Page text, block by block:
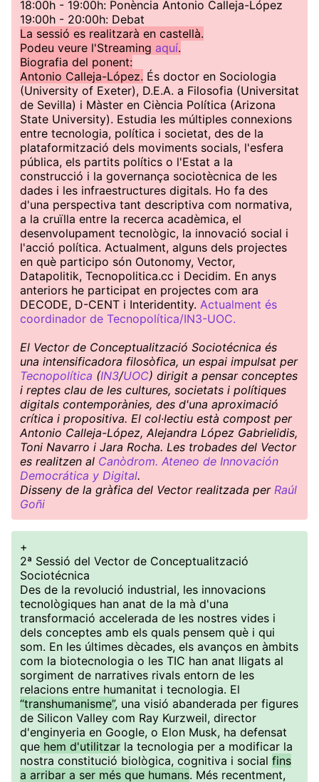
18:00h - 19:00h: Ponència Antonio Calleja-López
19:00h - 20:00h: Debat
La sessió es realitzarà en castellà.
Podeu veure l'Streaming aquí.
Biografia del ponent:
Antonio Calleja-López. És doctor en Sociologia
(University of Exeter), D.E.A. a Filosofia (Universitat
de Sevilla) i Màster en Ciència Política (Arizona
State University). Estudia les múltiples connexions
entre tecnologia, política i societat, des de la
plataformització dels moviments socials, l'esfera
pública, els partits polítics o l'Estat a la
construcció i la governança sociotècnica de les
dades i les infraestructures digitals. Ho fa des
d'una perspectiva tant descriptiva com normativa,
a la cruïlla entre la recerca acadèmica, el
desenvolupament tecnològic, la innovació social i
l'acció política. Actualment, alguns dels projectes
en què participo són Outonomy, Vector,
Datapolitik, Tecnopolitica.cc i Decidim. En anys
anteriors he participat en projectes com ara
DECODE, D-CENT i Interidentity. Actualment és
coordinador de Tecnopolítica/IN3-UOC.
El Vector de Conceptualització Sociotécnica és
una intensificadora filosòfica, un espai impulsat per
Tecnopolítica (IN3/UOC) dirigit a pensar conceptes
i reptes clau de les cultures, societats i polítiques
digitals contemporànies, des d'una aproximació
crítica i propositiva. El col·lectiu està compost per
Antonio Calleja-López, Alejandra López Gabrielidis,
Toni Navarro i Jara Rocha. Les trobades del Vector
es realitzen al Canòdrom. Ateneo de Innovación
Democrática y Digital.
Disseny de la gràfica del Vector realitzada per Raúl
Goñi
+
2ª Sessió del Vector de Conceptualització
Sociotécnica
Des de la revolució industrial, les innovacions
tecnològiques han anat de la mà d'una
transformació accelerada de les nostres vides i
dels conceptes amb els quals pensem què i qui
som. En les últimes dècades, els avanços en àmbits
com la biotecnologia o les TIC han anat lligats al
sorgiment de narratives rivals entorn de les
relacions entre humanitat i tecnologia. El
“transhumanisme”, una visió abanderada per figures
de Silicon Valley com Ray Kurzweil, director
d'enginyeria en Google, o Elon Musk, ha defensat
que hem d'utilitzar la tecnologia per a modificar la
nostra constitució biològica, cognitiva i social fins
a arribar a ser més que humans. Més recentment,